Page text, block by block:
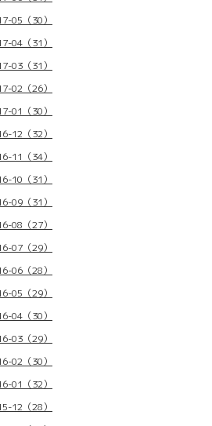
05（30）
04（31）
03（31）
02（26）
01（30）
12（32）
11（34）
10（31）
09（31）
08（27）
07（29）
06（28）
05（29）
04（30）
03（29）
02（30）
01（32）
12（28）